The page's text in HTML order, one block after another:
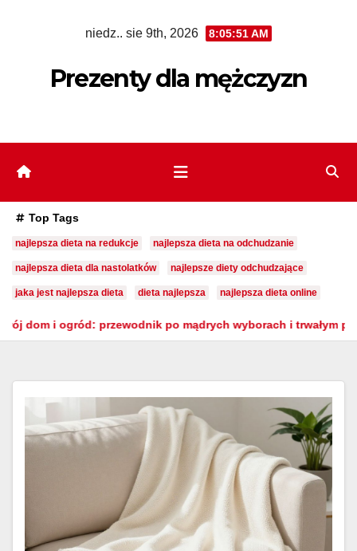
niedz.. sie 9th, 2026 8:05:52 AM
Prezenty dla mężczyzn
Top Tags
najlepsza dieta na redukcje najlepsza dieta na odchudzanie
najlepsza dieta dla nastolatków najlepsze diety odchudzające
jaka jest najlepsza dieta dieta najlepsza najlepsza dieta online
po mądrych wyborach i trwałym pięknie Serce